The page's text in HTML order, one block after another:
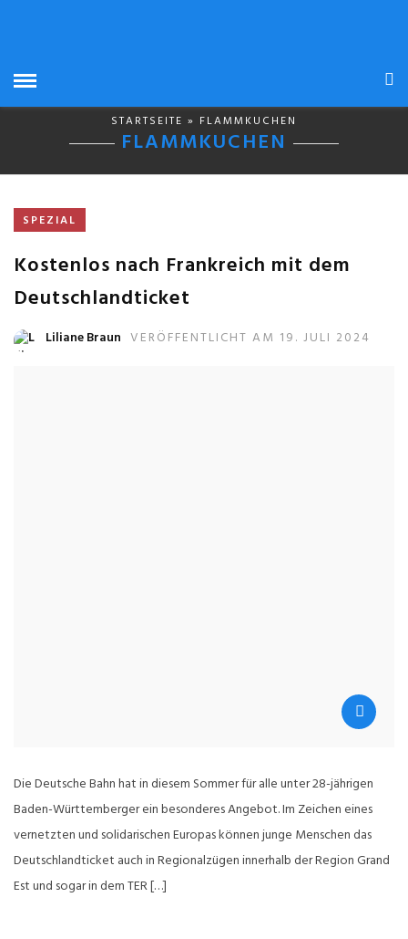
STARTSEITE » FLAMMKUCHEN
FLAMMKUCHEN
SPEZIAL
Kostenlos nach Frankreich mit dem
Deutschlandticket
Liliane Braun VERÖFFENTLICHT AM 19. JULI 2024
Die Deutsche Bahn hat in diesem Sommer für alle unter 28-jährigen
Baden-Württemberger ein besonderes Angebot. Im Zeichen eines
vernetzten und solidarischen Europas können junge Menschen das
Deutschlandticket auch in Regionalzügen innerhalb der Region Grand
Est und sogar in dem TER […]